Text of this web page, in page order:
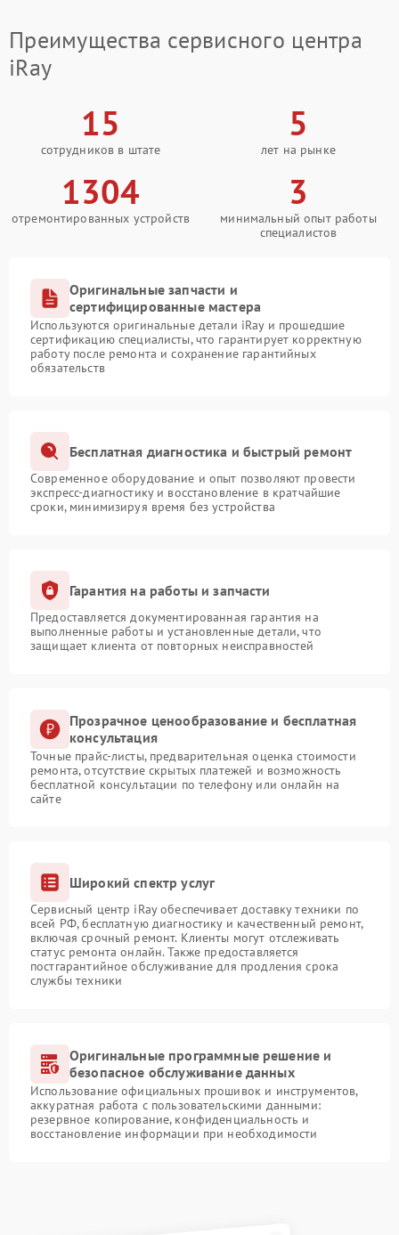
Преимущества сервисного центра
iRay
15
сотрудников в штате
5
лет на рынке
1304
отремонтированных устройств
3
минимальный опыт работы
специалистов
Оригинальные запчасти и
сертифицированные мастера
Используются оригинальные детали iRay и прошедшие
сертификацию специалисты, что гарантирует корректную
работу после ремонта и сохранение гарантийных
обязательств
Бесплатная диагностика и быстрый ремонт
Современное оборудование и опыт позволяют провести
экспресс-диагностику и восстановление в кратчайшие
сроки, минимизируя время без устройства
Гарантия на работы и запчасти
Предоставляется документированная гарантия на
выполненные работы и установленные детали, что
защищает клиента от повторных неисправностей
Прозрачное ценообразование и бесплатная
консультация
Точные прайс-листы, предварительная оценка стоимости
ремонта, отсутствие скрытых платежей и возможность
бесплатной консультации по телефону или онлайн на
сайте
Широкий спектр услуг
Сервисный центр iRay обеспечивает доставку техники по
всей РФ, бесплатную диагностику и качественный ремонт,
включая срочный ремонт. Клиенты могут отслеживать
статус ремонта онлайн. Также предоставляется
постгарантийное обслуживание для продления срока
службы техники
Оригинальные программные решение и
безопасное обслуживание данных
Использование официальных прошивок и инструментов,
аккуратная работа с пользовательскими данными:
резервное копирование, конфиденциальность и
восстановление информации при необходимости